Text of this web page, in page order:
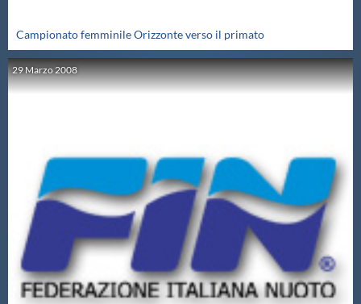
Mappa del sito
Campionato femminile Orizzonte verso il primato
29Marzo2008